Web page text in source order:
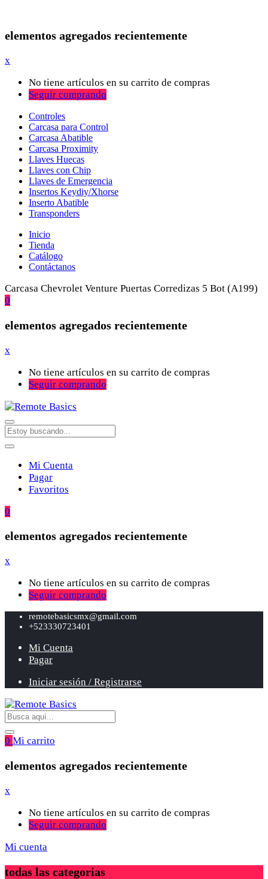
elementos agregados recientemente
x
No tiene artículos en su carrito de compras
Seguir comprando
Controles
Carcasa para Control
Carcasa Abatible
Carcasa Proximity
Llaves Huecas
Llaves con Chip
Llaves de Emergencia
Insertos Keydiy/Xhorse
Inserto Abatible
Transponders
Inicio
Tienda
Catálogo
Contáctanos
Carcasa Chevrolet Venture Puertas Corredizas 5 Bot (A199)
0
elementos agregados recientemente
x
No tiene artículos en su carrito de compras
Seguir comprando
Mi Cuenta
Pagar
Favoritos
0
elementos agregados recientemente
x
No tiene artículos en su carrito de compras
Seguir comprando
remotebasicsmx@gmail.com
+523330723401
Mi Cuenta
Pagar
Iniciar sesión / Registrarse
0 Mi carrito
elementos agregados recientemente
x
No tiene artículos en su carrito de compras
Seguir comprando
Mi cuenta
todas las categorias